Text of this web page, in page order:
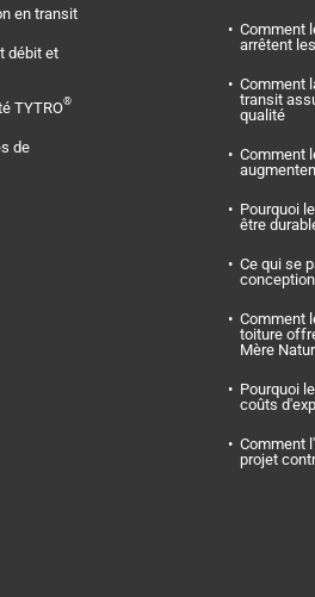
en transit
débit et
TYTRO®
de
Comment
arrêtent
Comment
transit
qualité
Comment
Pourquoi
être
Ce qui se
Comment
toiture
Mère
Pourquoi
coûts
Comment
projet